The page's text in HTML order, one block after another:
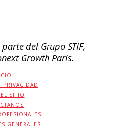
del Grupo STIF,
Growth Paris.
PRIVACIDAD
SITIO
GENERALES